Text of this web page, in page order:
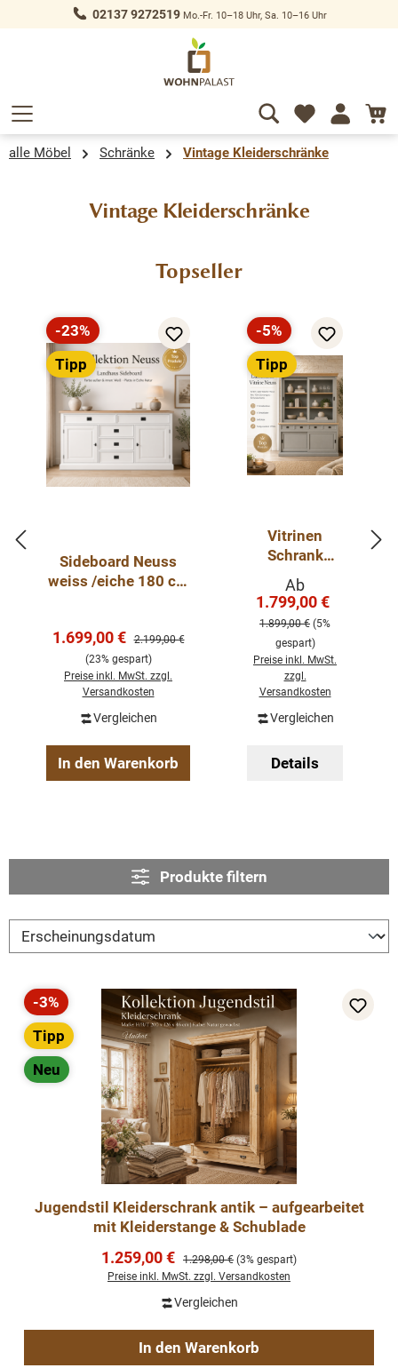
springen 02137 9272519Mo.-Fr. 10–18 Uhr, Sa. 10–16 Uhr
alle Möbel Schränke Vintage Kleiderschränke
Vintage Kleiderschränke
Produktgalerie überspringen
Topseller
Rabatt
-23%
Tipp
Sideboard Neuss
weiss /eiche 180 cm
Verkaufspreis:
1.699,00 € Regulärer Preis:
2.199,00 €
(23% gespart)
Preise inkl. MwSt. zzgl.
Versandkosten
Vergleichen
In den Warenkorb
Rabatt
-5%
Tipp
Vitrinen
Schrank
Neuss
zementgrauei
che ab 120
cm -
Buffetschran
k Größen &
Varianten
wählbar
Verkaufspreis:
Ab
1.799,00 €
1.899,00 € (5%
gespart)
Preise inkl. MwSt.
zzgl.
Versandkosten
Vergleichen
Details
Produkte filtern
Rabatt
-3%
Tipp
Neu
Jugendstil Kleiderschrank antik – aufgearbeitet
mit Kleiderstange & Schublade
Verkaufspreis:
1.259,00 € Regulärer Preis:
1.298,00 € (3% gespart)
Preise inkl. MwSt. zzgl. Versandkosten
Vergleichen
In den Warenkorb